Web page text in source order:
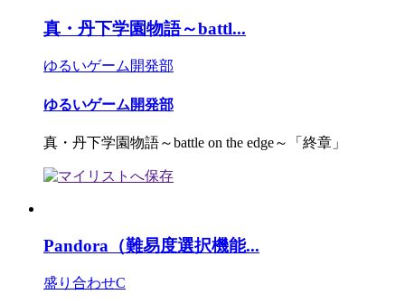
真・丹下学園物語～battl...
ゆるいゲーム開発部
ゆるいゲーム開発部
真・丹下学園物語～battle on the edge～「終章」
Pandora（難易度選択機能...
盛り合わせC